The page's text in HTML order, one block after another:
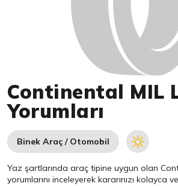
Continental MIL
Yorumları
Binek Araç / Otomobil
Yaz şartlarında araç tipine uygun olan
yorumlarını inceleyerek kararınızı kolayca